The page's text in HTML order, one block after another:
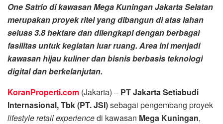
One Satrio di kawasan Mega Kuningan Jakarta Selatan
merupakan proyek ritel yang dibangun di atas lahan
seluas 3.8 hektare dan dilengkapi dengan berbagai
fasilitas untuk kegiatan luar ruang. Area ini menjadi
kawasan hijau kuliner dan bisnis berbasis teknologi
digital dan berkelanjutan.
KoranProperti.com (Jakarta) – PT Jakarta Setiabudi
Internasional, Tbk (PT. JSI)sebagai pengembang proyek
lifestyle retail experiencedi kawasan Mega Kuningan,